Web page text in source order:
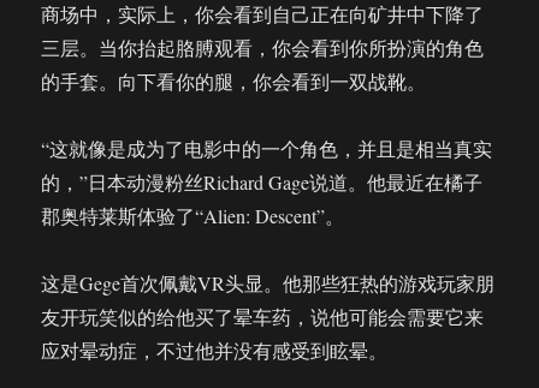
商场中，实际上，你会看到自己正在向矿井中下降了
三层。当你抬起胳膊观看，你会看到你所扮演的角色
的手套。向下看你的腿，你会看到一双战靴。
“这就像是成为了电影中的一个角色，并且是相当真实
的，”日本动漫粉丝Richard Gage说道。他最近在橘子
郡奥特莱斯体验了“Alien: Descent”。
这是Gege首次佩戴VR头显。他那些狂热的游戏玩家朋
友开玩笑似的给他买了晕车药，说他可能会需要它来
应对晕动症，不过他并没有感受到眩晕。